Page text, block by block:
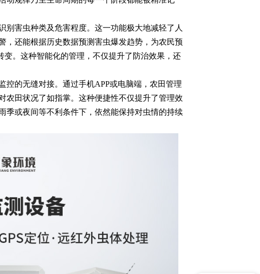
别害虫种类及危害程度。这一功能极大地减轻了人
，还能根据历史数据预测害虫爆发趋势，为农民预
变。这种智能化的管理，不仅提升了防治效果，还
控的无缝对接。通过手机APP或电脑端，农田管理
农田状况了如指掌。这种便捷性不仅提升了管理效
季或夜间等不利条件下，依然能保持对虫情的持续